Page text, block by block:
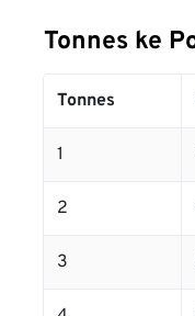
Tonnes ke
Tonnes
1
2
3